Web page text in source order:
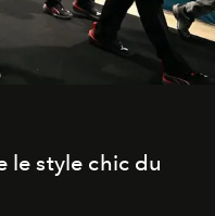
le style chic du